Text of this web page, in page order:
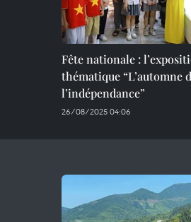
Fête nationale :
thématique “L’automne
l’indépendance”
26/08/2025 04:06